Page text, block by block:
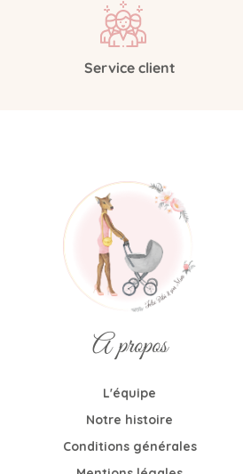
Service client
A propos
L'équipe
Notre histoire
Conditions générales